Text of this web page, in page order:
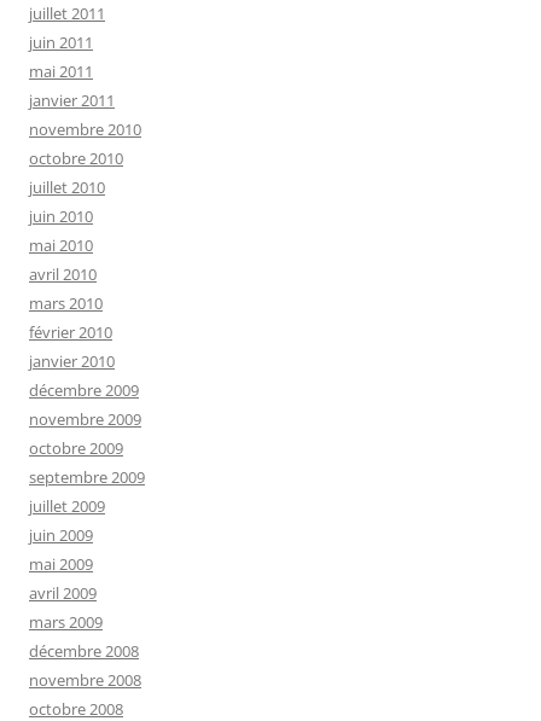
juillet 2011
juin 2011
mai 2011
janvier 2011
novembre 2010
octobre 2010
juillet 2010
juin 2010
mai 2010
avril 2010
mars 2010
février 2010
janvier 2010
décembre 2009
novembre 2009
octobre 2009
septembre 2009
juillet 2009
juin 2009
mai 2009
avril 2009
mars 2009
décembre 2008
novembre 2008
octobre 2008